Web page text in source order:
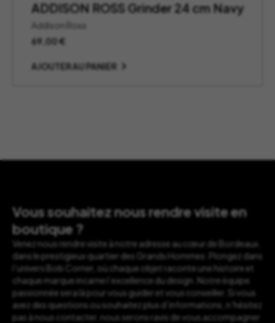
ADDISON ROSS Grinder 24 cm Navy
Addison Ross
69,00€
AJOUTER AU PANIER
Vous souhaitez nous rendre visite en
boutique ?
Venez nous rendre visite à notre adresse au cœur de Bordeaux,
dans le prestigieux quartier des Grands Hommes. Plongez dans
l’univers Bob Corner, où chaque objet raconte une histoire et
chaque marque incarne l’excellence du design. Notre équipe
passionnée sera là pour vous guider et vous conseiller. Si vous
avez des questions ou souhaitez plus d’informations, n’hésitez
pas à nous contacter, nous serons ravis de vous accompagner